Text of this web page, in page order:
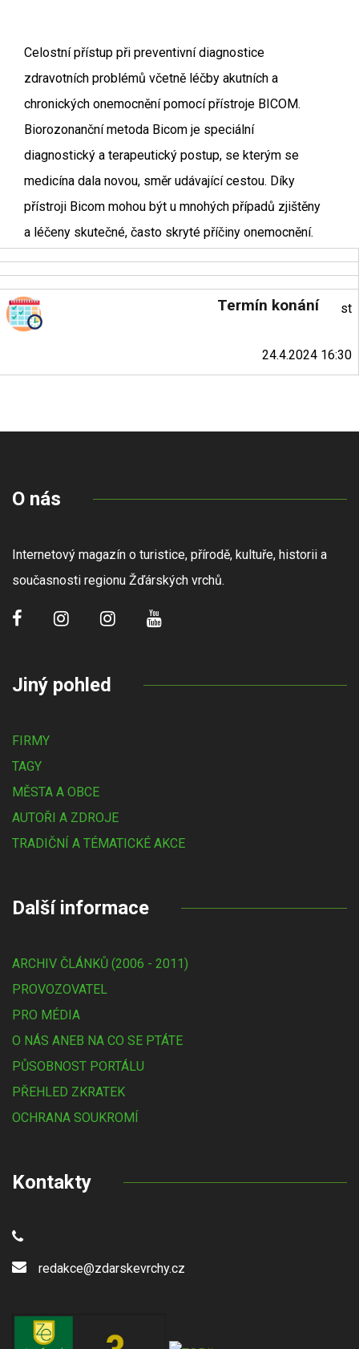
Celostní přístup při preventivní diagnostice
zdravotních problémů včetně léčby akutních a
chronických onemocnění pomocí přístroje BICOM.
Biorozonanční metoda Bicom je speciální
diagnostický a terapeutický postup, se kterým se
medicína dala novou, směr udávající cestou. Díky
přístroji Bicom mohou být u mnohých případů zjištěny
a léčeny skutečné, často skryté příčiny onemocnění.
Termín konání st
24.4.2024 16:30
O nás
Internetový magazín o turistice, přírodě, kultuře, historii a
současnosti regionu Žďárských vrchů.
Jiný pohled
FIRMY
TAGY
MĚSTA A OBCE
AUTOŘI A ZDROJE
TRADIČNÍ A TÉMATICKÉ AKCE
Další informace
ARCHIV ČLÁNKŮ (2006 - 2011)
PROVOZOVATEL
PRO MÉDIA
O NÁS ANEB NA CO SE PTÁTE
PŮSOBNOST PORTÁLU
PŘEHLED ZKRATEK
OCHRANA SOUKROMÍ
Kontakty
redakce@zdarskevrchy.cz